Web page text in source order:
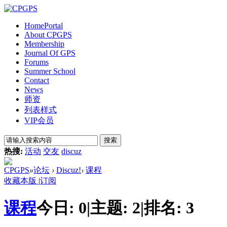
HomePortal
About CPGPS
Membership
Journal Of GPS
Forums
Summer School
Contact
News
师资
列表样式
VIP会员
搜索
热搜: 活动 交友 discuz
CPGPS»论坛 › Discuz!› 课程
收藏本版 |订阅
课程今日: 0|主题: 2|排名: 3